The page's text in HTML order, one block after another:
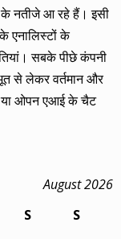
के नतीजे आ रहे हैं। इसी
एनालिस्टों के
सबके पीछे कंपनी
से लेकर वर्तमान और
या ओपन एआई के चैट
August 2026
S
S